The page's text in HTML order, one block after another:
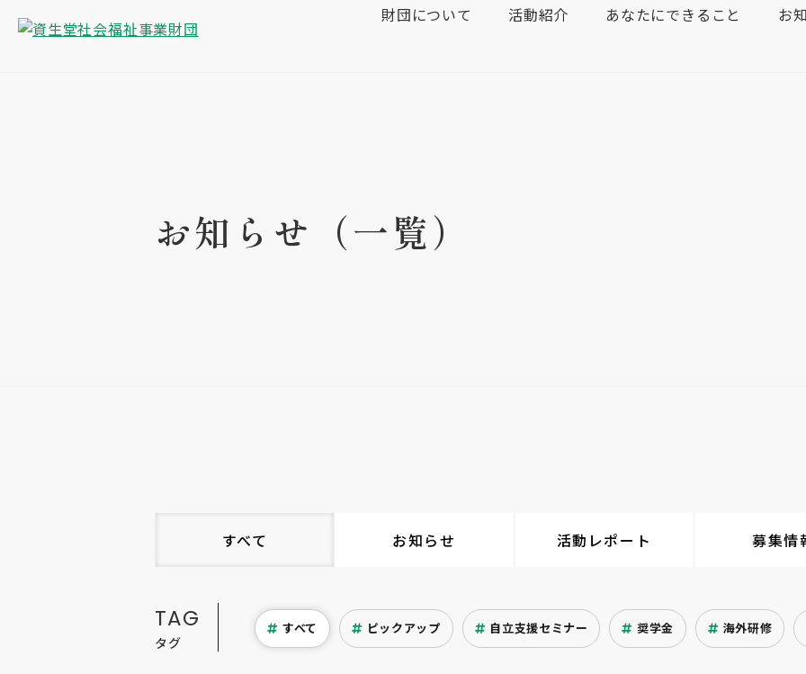
財団について 活動紹介 あなたにできること お
お知らせ（一覧）
すべて お知らせ 活動レポート 募集情
TAG
タグ
すべて ピックアップ 自立支援セミナー 奨学金 海外研修